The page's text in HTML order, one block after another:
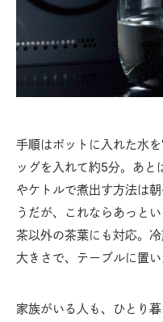
手順はポットに入れた水
ッグを入れて約5分。あと
やケトルで煮出す方法は
うだが、これならあっと
茶以外の茶葉にも対応。
大きさで、テーブルに置
家族がいる人も、ひとり